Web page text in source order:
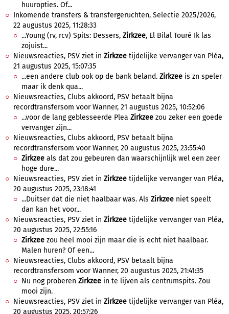
huuropties. Of...
Inkomende transfers & transfergeruchten, Selectie 2025/2026,
22 augustus 2025, 11:28:33
...Young (rv, rcv) Spits: Dessers, Zirkzee, El Bilal Touré Ik las
zojuist...
Nieuwsreacties, PSV ziet in Zirkzee tijdelijke vervanger van Pléa,
21 augustus 2025, 15:07:35
...een andere club ook op de bank beland. Zirkzee is zn speler
maar ik denk qua...
Nieuwsreacties, Clubs akkoord, PSV betaalt bijna
recordtransfersom voor Wanner, 21 augustus 2025, 10:52:06
...voor de lang geblesseerde Plea Zirkzee zou zeker een goede
vervanger zijn...
Nieuwsreacties, Clubs akkoord, PSV betaalt bijna
recordtransfersom voor Wanner, 20 augustus 2025, 23:55:40
Zirkzee als dat zou gebeuren dan waarschijnlijk wel een zeer
hoge dure...
Nieuwsreacties, PSV ziet in Zirkzee tijdelijke vervanger van Pléa,
20 augustus 2025, 23:18:41
...Duitser dat die niet haalbaar was. Als Zirkzee niet speelt
dan kan het voor...
Nieuwsreacties, PSV ziet in Zirkzee tijdelijke vervanger van Pléa,
20 augustus 2025, 22:55:16
Zirkzee zou heel mooi zijn maar die is echt niet haalbaar.
Malen huren? Of een...
Nieuwsreacties, Clubs akkoord, PSV betaalt bijna
recordtransfersom voor Wanner, 20 augustus 2025, 21:41:35
Nu nog proberen Zirkzee in te lijven als centrumspits. Zou
mooi zijn.
Nieuwsreacties, PSV ziet in Zirkzee tijdelijke vervanger van Pléa,
20 augustus 2025, 20:57:26